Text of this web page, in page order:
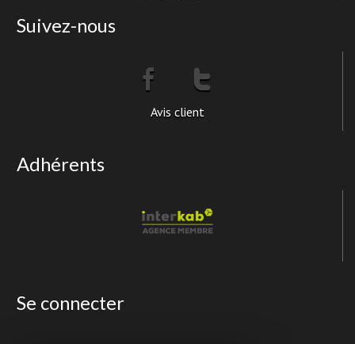
Suivez-nous
Avis client
Adhérents
Se connecter